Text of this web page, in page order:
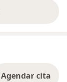
Agendar cita